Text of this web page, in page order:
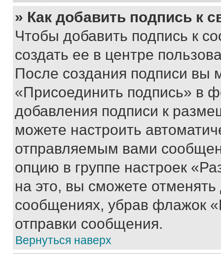
» Как добавить подпись к
Чтобы добавить подпись к
создать ее в центре
После создания подписи вы
«Присоединить подпись» в
добавления подписи к
можете настроить
отправляемым вами
опцию в группе настроек
на это, вы сможете
сообщениях, убрав флажок
отправки сообщения.
Вернуться наверх